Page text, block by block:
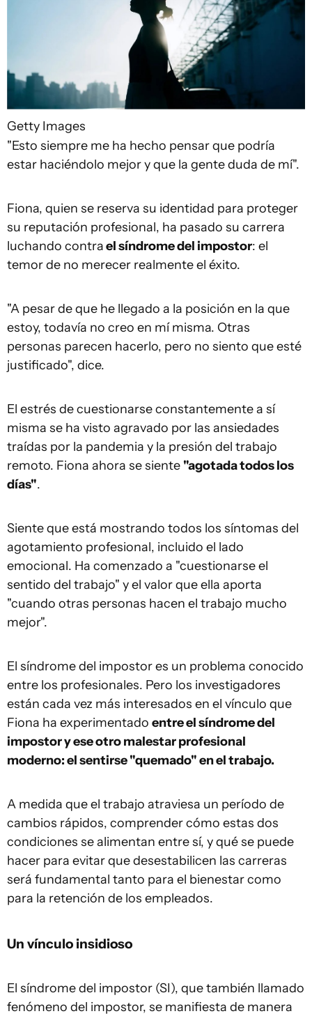
Getty Images
"Esto siempre me ha hecho pensar que podría
estar haciéndolo mejor y que la gente duda de mí".
Fiona, quien se reserva su identidad para proteger
su reputación profesional, ha pasado su carrera
luchando contrael síndrome del impostor: el
temor de no merecer realmente el éxito.
"A pesar de que he llegado a la posición en la que
estoy, todavía no creo en mí misma. Otras
personas parecen hacerlo, pero no siento que esté
justificado", dice.
El estrés de cuestionarse constantemente a sí
misma se ha visto agravado por las ansiedades
traídas por la pandemia y la presión del trabajo
remoto. Fiona ahora se siente "agotada todos los
días".
Siente que está mostrando todos los síntomas del
agotamiento profesional, incluido el lado
emocional. Ha comenzado a "cuestionarse el
sentido del trabajo" y el valor que ella aporta
"cuando otras personas hacen el trabajo mucho
mejor".
El síndrome del impostor es un problema conocido
entre los profesionales. Pero los investigadores
están cada vez más interesados en el vínculo que
Fiona ha experimentado entre el síndrome del
impostor y ese otro malestar profesional
moderno: elsentirse "quemado" en el trabajo.
A medida que el trabajo atraviesa un período de
cambios rápidos, comprender cómo estas dos
condiciones se alimentan entre sí, y qué se puede
hacer para evitar que desestabilicen las carreras
será fundamental tanto para el bienestar como
para la retención de los empleados.
Un vínculo insidioso
El síndrome del impostor (SI), que también llamado
fenómeno del impostor, se manifiesta de manera